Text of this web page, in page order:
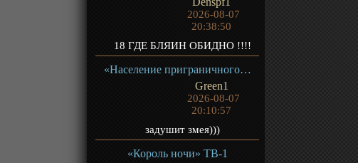
2026-08-07
20:38:50
18 ГДЕ БЛЯИН ОБИДНО !!!!
«Население приграничного владения начинается с нуля» ТВ-1
Green1
2026-08-07
20:10:57
задушит змея)))
«Король ночи» ТВ-1